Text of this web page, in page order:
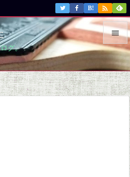
グ。


メニュ

サイド
B! 